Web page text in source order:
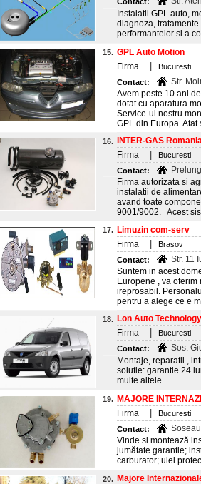
Instalatii GPL auto,
diagnoza,
performantelor si a
15. GPL Auto Motion
Firma
Bucuresti
Contact:
Str.
Avem peste 10 ani
dotat cu aparatura
Service-ul nostru
GPL din Europa.
16.
INTER-GAS
Firma
Bucuresti
Contact:
Firma autorizata si
instalatii de
avand toate
9001/9002. Acest
17. Limuzin com-serv
Firma
Brasov
Contact:
Str. 11
Suntem in acest
Europene , va
ireprosabil.
pentru a alege ce e
18. Lon Auto Technology
Firma
Bucuresti
Contact:
Sos.
Montaje, reparatii ,
solutie: garantie 24
multe altele...
19. MAJORE
Firma
Bucuresti
Contact:
Vinde si montează
jumătate garantie;
carburator; ulei
20. Majore